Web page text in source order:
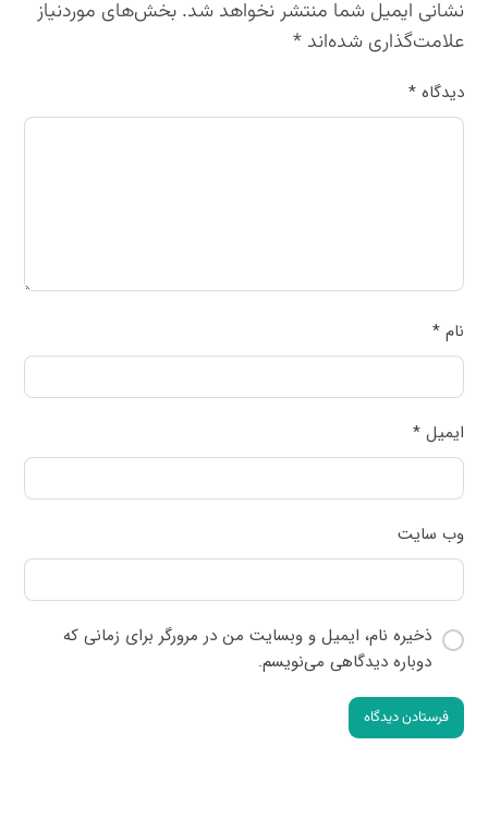
نشانی ایمیل شما منتشر نخواهد شد. بخش‌های موردنیاز
علامت‌گذاری شده‌اند*
دیدگاه*
نام*
ایمیل*
وب‌ سایت
ذخیره نام، ایمیل و وبسایت من در مرورگر برای زمانی که
دوباره دیدگاهی می‌نویسم.
فرستادن دیدگاه